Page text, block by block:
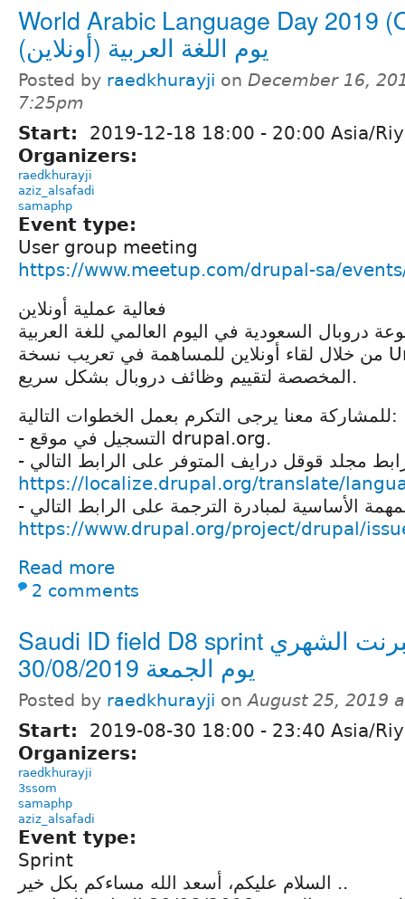
World Arabic Language Day 2019
يوم اللغة العربية (أونلاين)
Posted by raedkhurayji on December 16,
7:25pm
Start: 2019-12-18 18:00 - 20:00 Asia/
Organizers:
raedkhurayji
aziz_alsafadi
samaphp
Event type:
User group meeting
https://www.meetup.com/drupal-sa/
فعالية عملية أونلاين
دروبال السعودية في اليوم العالمي للغة العربية
من خلال لقاء أونلاين للمساهمة في تعريب نسخة Umami. النسخة
المخصصة لتقييم وظائف دروبال بشكل سريع.
للمشاركة معنا يرجى التكرم بعمل الخطوات التالية:
- التسجيل في موقع drupal.org.
https://localize.drupal.org/translate/
https://www.drupal.org/project/drupal/
Read more
2 comments
Saudi ID field D8 sprint السبرنت الشهري
يوم الجمعة 30/08/2019
Posted by raedkhurayji onAugust 25, 2019
Start: 2019-08-30 18:00 - 23:40 Asia/
Organizers:
raedkhurayji
3ssom
samaphp
aziz_alsafadi
Event type:
Sprint
السلام عليكم، أسعد الله مساءكم بكل خير ..